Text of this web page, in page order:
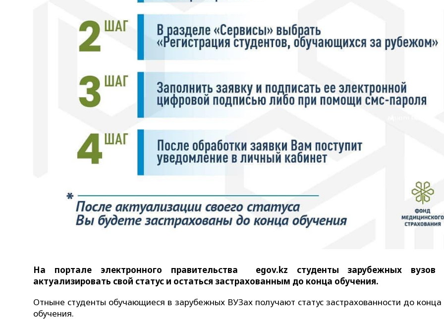
На портале электронного правительства egov.kz студенты зарубежных вузов
актуализировать свой статус и остаться застрахованным до конца обучения.
Отныне студенты обучающиеся в зарубежных ВУЗах получают статус застрахованности до конца
обучения.